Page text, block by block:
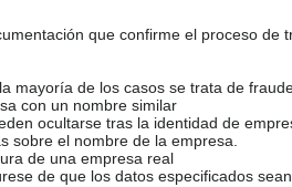
que confirme el proceso
mayoría de los casos se trata de
con un nombre similar
ocultarse tras la identidad de
sobre el nombre de la empresa.
de una empresa real
de que los datos especificados